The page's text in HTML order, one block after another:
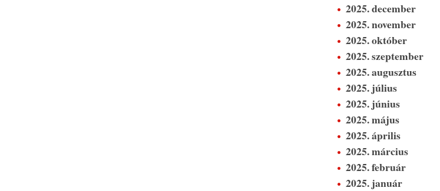
2025. december
2025. november
2025. október
2025. szeptember
2025. augusztus
2025. július
2025. június
2025. május
2025. április
2025. március
2025. február
2025. január